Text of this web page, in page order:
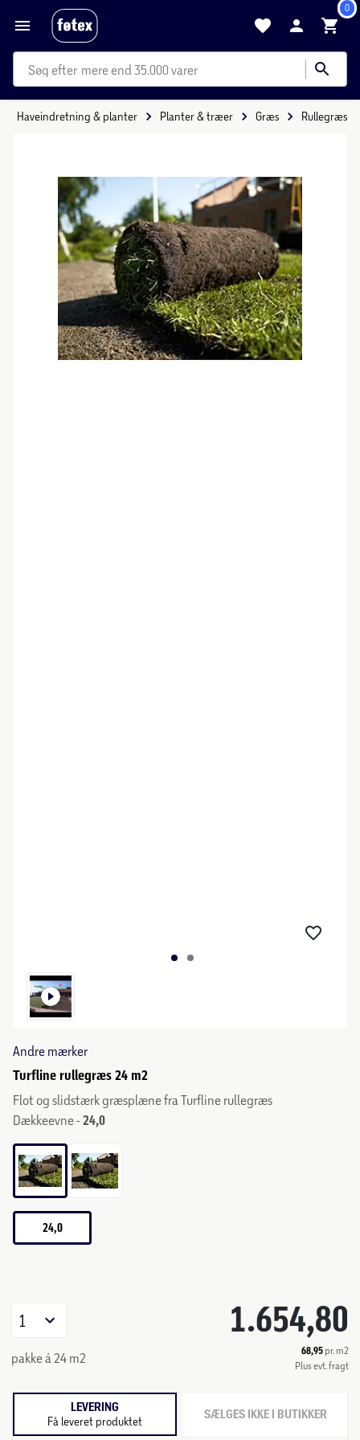
0
mere end 35.000 varer
Haveindretning & planter Planter & træer Græs Rullegræs
Andre mærker
Turfline rullegræs 24 m2
Flot og slidstærk græsplæne fra Turfline rullegræs
Dækkeevne -24,0
24,0
1.654,80
68,95 pr. m2
Plus evt. fragt
1
pakke á 24 m2
LEVERING
Få leveret produktet SÆLGES IKKE I BUTIKKER